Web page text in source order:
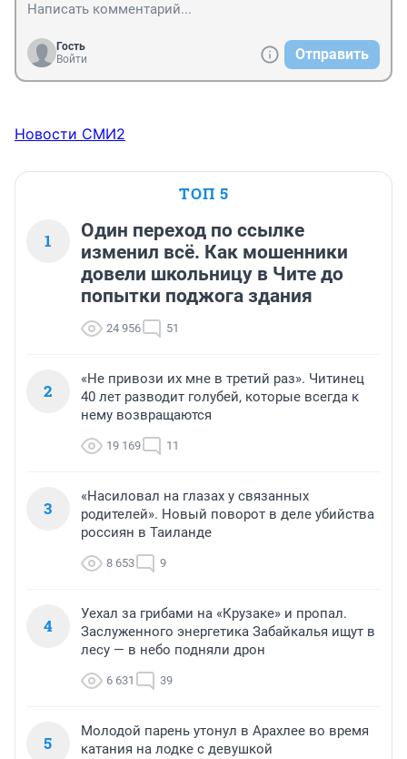
Гость
Войти
Отправить
Новости СМИ2
ТОП 5
1
Один переход по ссылке
изменил всё. Как мошенники
довели школьницу в Чите до
попытки поджога здания
24 956 51
2
«Не привози их мне в третий раз». Читинец
40 лет разводит голубей, которые всегда к
нему возвращаются
19 169 11
3
«Насиловал на глазах у связанных
родителей». Новый поворот в деле убийства
россиян в Таиланде
8 653 9
4
Уехал за грибами на «Крузаке» и пропал.
Заслуженного энергетика Забайкалья ищут в
лесу — в небо подняли дрон
6 631 39
5
Молодой парень утонул в Арахлее во время
катания на лодке с девушкой